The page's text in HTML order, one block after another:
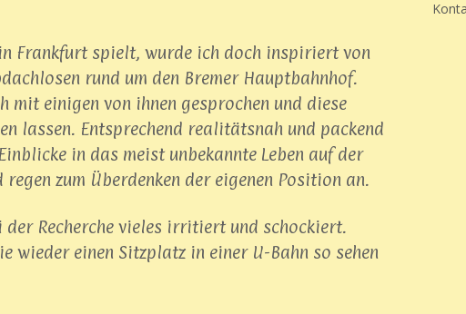
Frankfurt spielt, wurde ich doch inspiriert von
rund um den Bremer Hauptbahnhof.
mit einigen von ihnen gesprochen und diese
lassen. Entsprechend realitätsnah und packend
in das meist unbekannte Leben auf der
regen zum Überdenken der eigenen Position an.
der Recherche vieles irritiert und schockiert.
wieder einen Sitzplatz in einer U-Bahn so sehen